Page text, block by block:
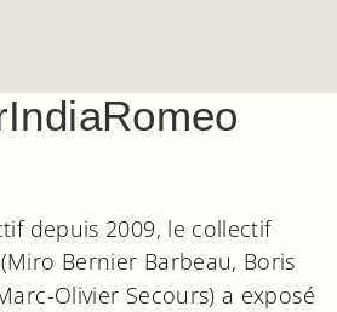
depuis 2009, le collectif
(Miro Bernier Barbeau, Boris
Olivier Secours) a exposé